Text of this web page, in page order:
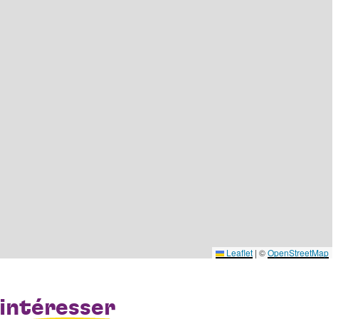
Leaflet | ©OpenStreetMap
intéresser